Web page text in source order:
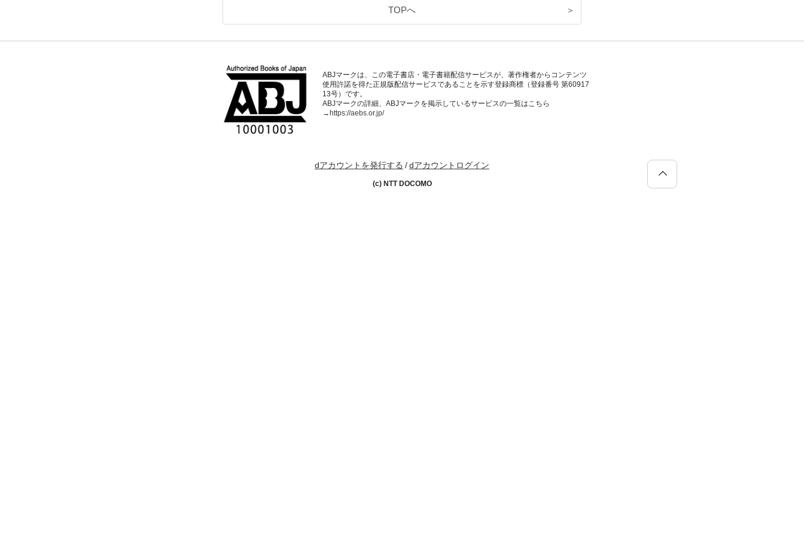
TOPへ ＞
ABJマークは、この電子書店・電子書籍配信サービスが、著作権者からコンテンツ
使用許諾を得た正規版配信サービスであることを示す登録商標（登録番号 第60917
13号）です。
ABJマークの詳細、ABJマークを掲示しているサービスの一覧はこちら
→https://aebs.or.jp/
dアカウントを発行する /dアカウントログイン
(c) NTT DOCOMO